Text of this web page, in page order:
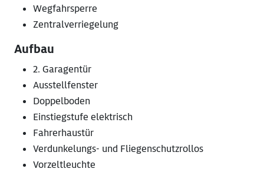
Wegfahrsperre
Zentralverriegelung
Aufbau
2. Garagentür
Ausstellfenster
Doppelboden
Einstiegstufe elektrisch
Fahrerhaustür
Verdunkelungs- und Fliegenschutzrollos
Vorzeltleuchte